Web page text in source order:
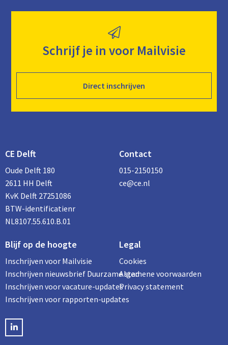
Schrijf je in voor Mailvisie
Direct inschrijven
CE Delft
Oude Delft 180
2611 HH Delft
KvK Delft 27251086
BTW-identificatienr
NL8107.55.610.B.01
Contact
015-2150150
ce@ce.nl
Blijf op de hoogte
Inschrijven voor Mailvisie
Inschrijven nieuwsbrief Duurzame stad
Inschrijven voor vacature-updates
Inschrijven voor rapporten-updates
LinkedIN
Legal
Cookies
Algemene voorwaarden
Privacy statement